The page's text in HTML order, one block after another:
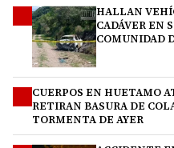
HALLAN
CADÁVER EN
COMUNIDAD
CUERPOS EN HUETAMO
RETIRAN BASURA DE
TORMENTA DE AYER